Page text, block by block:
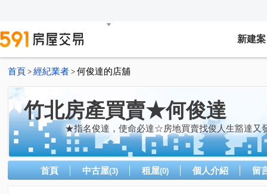
新建案
首頁 > 經紀業者 > 何俊達的店舖
竹北房產買賣★何俊達
★指名俊達，使命必達☆房地買賣找俊人生豁達又
首頁 中古屋(3) 租屋(0) 個人介紹 留